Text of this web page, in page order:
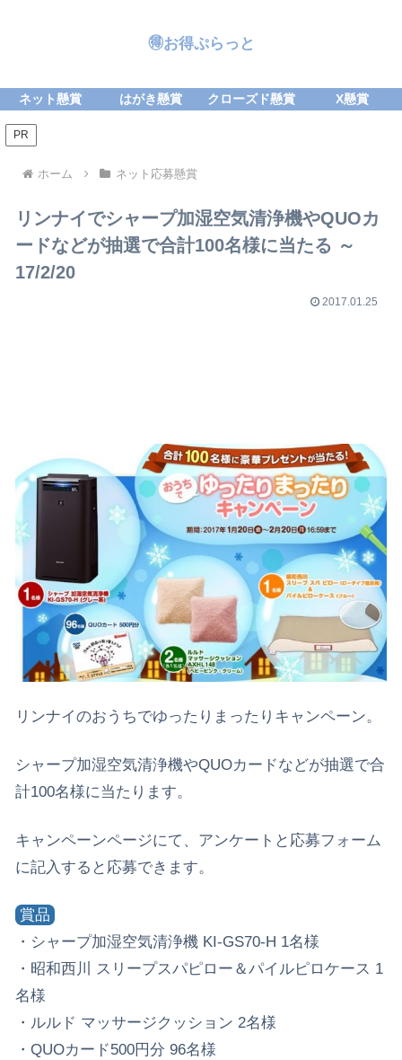
🉐お得ぷらっと
ネット懸賞 はがき懸賞 クローズド懸賞 X懸賞
PR
ホーム ネット応募懸賞
リンナイでシャープ加湿空気清浄機やQUOカ
ードなどが抽選で合計100名様に当たる ～
17/2/20
2017.01.25
リンナイのおうちでゆったりまったりキャンペーン。
シャープ加湿空気清浄機やQUOカードなどが抽選で合
計100名様に当たります。
キャンペーンページにて、アンケートと応募フォーム
に記入すると応募できます。
賞品
・シャープ加湿空気清浄機 KI-GS70-H 1名様
・昭和西川 スリープスパピロー＆パイルピロケース 1
名様
・ルルド マッサージクッション 2名様
・QUOカード500円分 96名様